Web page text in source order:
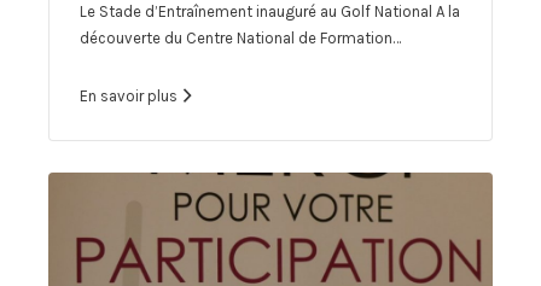
Le Stade d’Entraînement inauguré au Golf National A la
découverte du Centre National de Formation…
En savoir plus